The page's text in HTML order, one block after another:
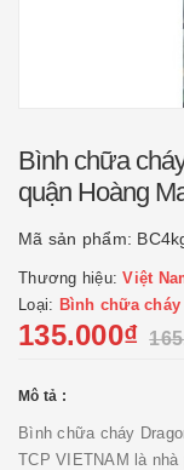
Bình chữa
quận Hoàng
Mã sản phẩm:
Thương hiệu:Việt
Loại: Bình chữa
135.000₫
Mô tả :
Bình chữa cháy
TCP VIETNAM là